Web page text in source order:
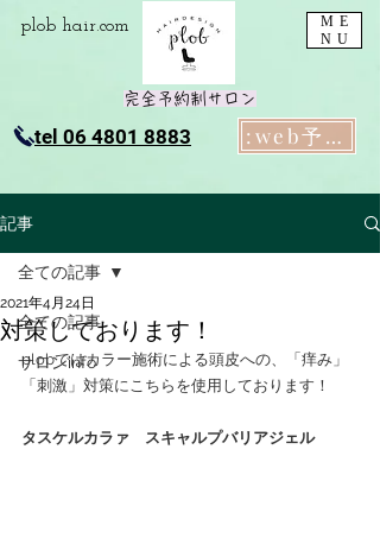
ME
NU
完全予約制サロン
plob​ hair.com
tel 06 4801 8883 :web予約
記事
全ての記事
サロンinfo
全ての記事
対策しております！
2021年4月24日
plobではカラー施術による頭皮への、「痒み」
「刺激」対策にこちらを使用しております！
タスケルカラァ　スキャルプバリアジェル